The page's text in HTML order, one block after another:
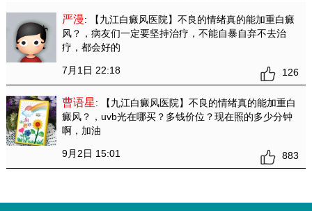
严漫: 【九江白癜风医院】不良的情绪真的能加重白癜
风？ ，病友们一定要坚持治疗，不能自暴自弃不去治
疗，都会好的
7月1日 22:18 126
曹语星: 【九江白癜风医院】不良的情绪真的能加重白
癜风？ ，uvb光在哪买？多钱价位？现在照的多少分钟
啊，加油
9月2日 15:01 883